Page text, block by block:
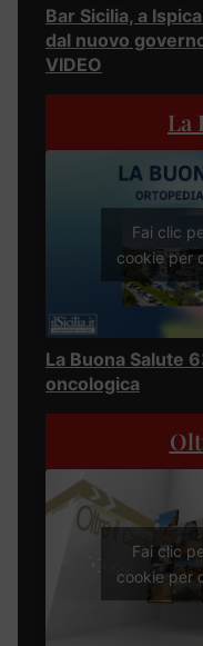
Bar Sicilia, a
dal nuovo
VIDEO
La
Fai clic
cookie per
La Buona Salute
oncologica
Fai clic
cookie per